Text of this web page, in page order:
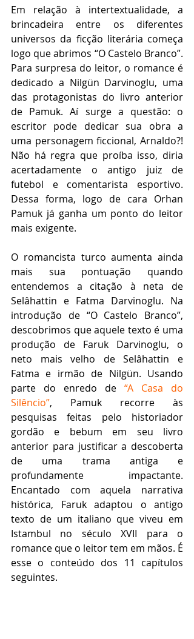
Em relação à intertextualidade, a
brincadeira entre os diferentes
universos da ficção literária começa
logo que abrimos “O Castelo Branco”.
Para surpresa do leitor, o romance é
dedicado a Nilgün Darvinoglu, uma
das protagonistas do livro anterior
de Pamuk. Aí surge a questão: o
escritor pode dedicar sua obra a
uma personagem ficcional, Arnaldo?!
Não há regra que proíba isso, diria
acertadamente o antigo juiz de
futebol e comentarista esportivo.
Dessa forma, logo de cara Orhan
Pamuk já ganha um ponto do leitor
mais exigente.
O romancista turco aumenta ainda
mais sua pontuação quando
entendemos a citação à neta de
Selâhattin e Fatma Darvinoglu. Na
introdução de “O Castelo Branco”,
descobrimos que aquele texto é uma
produção de Faruk Darvinoglu, o
neto mais velho de Selâhattin e
Fatma e irmão de Nilgün. Usando
parte do enredo de “A Casa do
Silêncio”, Pamuk recorre às
pesquisas feitas pelo historiador
gordão e bebum em seu livro
anterior para justificar a descoberta
de uma trama antiga e
profundamente impactante.
Encantado com aquela narrativa
histórica, Faruk adaptou o antigo
texto de um italiano que viveu em
Istambul no século XVII para o
romance que o leitor tem em mãos. É
esse o conteúdo dos 11 capítulos
seguintes.